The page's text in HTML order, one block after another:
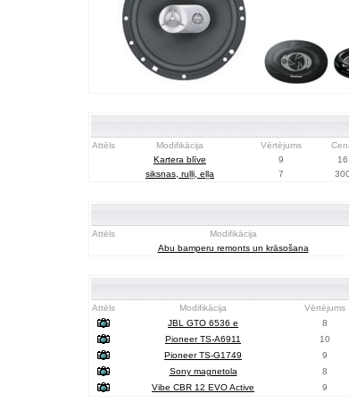
Attēls
Modifikācija Vērtējums
Kartera blīve
9 16
siksnas, ruļļi, eļļa
7 300
Attēls
Modifikācija
Abu bamperu remonts un krāsošana
Attēls
Modifikācija Vērtējums
JBL GTO 6536 e
8
Pioneer TS-A6911
10
Pioneer TS-G1749
9
Sony magnetola
8
Vibe CBR 12 EVO Active
9